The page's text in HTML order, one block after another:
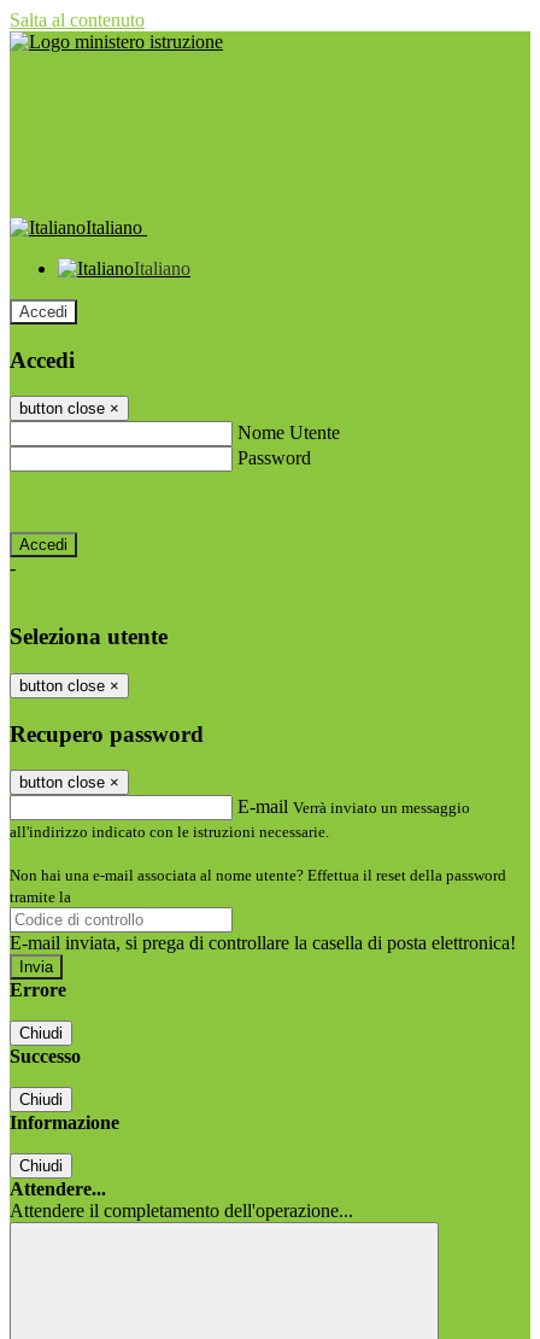
Salta al contenuto
Italiano
Italiano
Accedi
Accedi
button close ×
Nome Utente
Password
-
Seleziona utente
button close ×
Recupero password
button close ×
E-mail Verrà inviato un messaggio
all'indirizzo indicato con le istruzioni necessarie.
Non hai una e-mail associata al nome utente? Effettua il reset della password
tramite la
E-mail inviata, si prega di controllare la casella di posta elettronica!
Errore
Chiudi
Successo
Chiudi
Informazione
Chiudi
Attendere...
Attendere il completamento dell'operazione...